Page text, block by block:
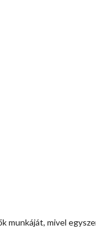
munkáját, mivel